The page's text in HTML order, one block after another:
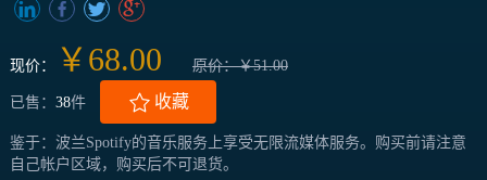
现价： ￥68.00 原价：￥51.00
已售： 38件 收藏
鉴于：波兰Spotify的音乐服务上享受无限流媒体服务。购买前请注意
自己帐户区域，购买后不可退货。